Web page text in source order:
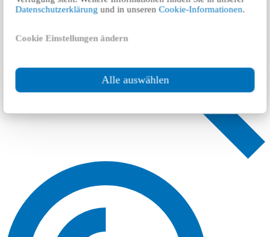
Datenschutzerklärung und in unserenCookie-Informationen.
Cookie Einstellungen ändern
Alle auswählen